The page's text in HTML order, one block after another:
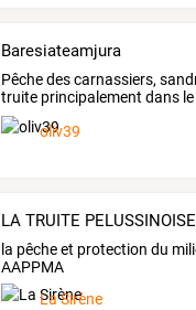
Baresiateamjura
Pêchedescarnassiers,
truite principalement dans le
rendus
oliv39
LA TRUITE PELUSSINOISE
la pêche et protection du
AAPPMA
La Sirène